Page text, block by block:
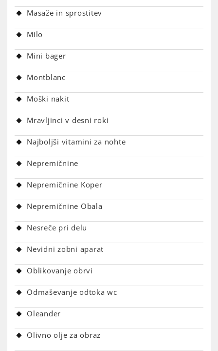
Masaže in sprostitev
Milo
Mini bager
Montblanc
Moški nakit
Mravljinci v desni roki
Najboljši vitamini za nohte
Nepremičnine
Nepremičnine Koper
Nepremičnine Obala
Nesreče pri delu
Nevidni zobni aparat
Oblikovanje obrvi
Odmaševanje odtoka wc
Oleander
Olivno olje za obraz